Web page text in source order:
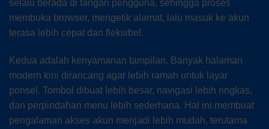
selalu berada di tangan pengguna, sehingga proses
membuka browser, mengetik alamat, lalu masuk ke akun
terasa lebih cepat dan fleksibel.
Kedua adalah kenyamanan tampilan. Banyak halaman
modern kini dirancang agar lebih ramah untuk layar
ponsel. Tombol dibuat lebih besar, navigasi lebih ringkas,
dan perpindahan menu lebih sederhana. Hal ini membuat
pengalaman akses akun menjadi lebih mudah, terutama